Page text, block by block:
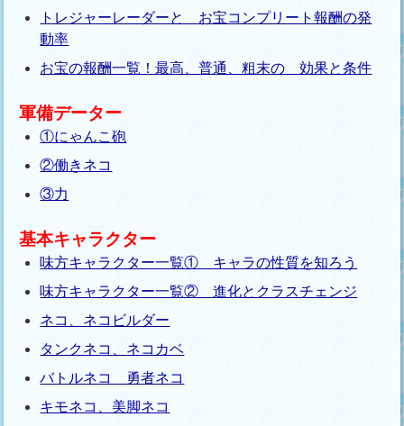
トレジャーレーダーと お宝コンプリート報酬の発
動率
お宝の報酬一覧！最高、普通、粗末の 効果と条件
軍備データー
①にゃんこ砲
②働きネコ
③力
基本キャラクター
味方キャラクター一覧① キャラの性質を知ろう
味方キャラクター一覧② 進化とクラスチェンジ
ネコ、ネコビルダー
タンクネコ、ネコカベ
バトルネコ 勇者ネコ
キモネコ、美脚ネコ